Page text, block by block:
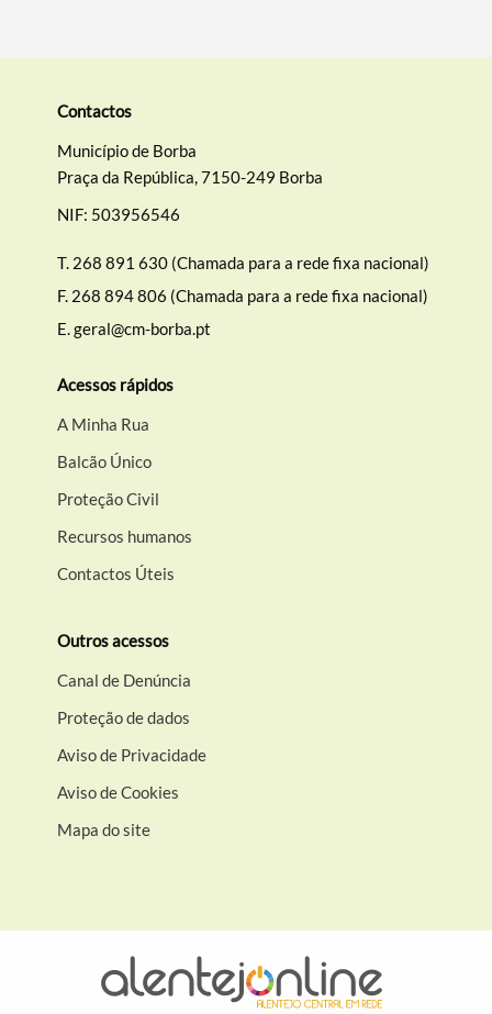
Contactos
Município de Borba
Praça da República, 7150-249 Borba
NIF: 503956546
T. 268 891 630 (Chamada para a rede fixa nacional)
F. 268 894 806 (Chamada para a rede fixa nacional)
E.geral@cm-borba.pt
Acessos rápidos
A Minha Rua
Balcão Único
Proteção Civil
Recursos humanos
Contactos Úteis
Outros acessos
Canal de Denúncia
Proteção de dados
Aviso de Privacidade
Aviso de Cookies
Mapa do site